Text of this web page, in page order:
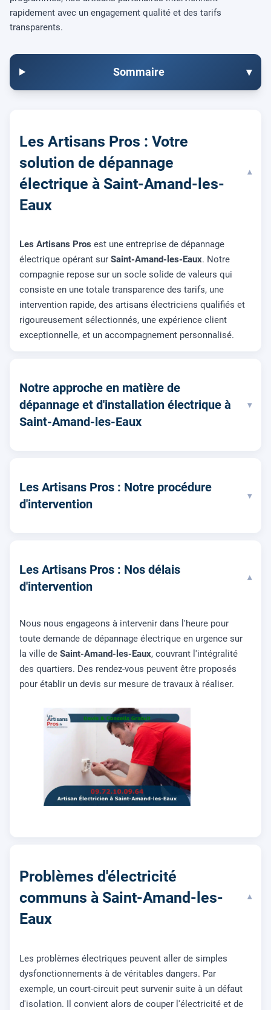
rapidement avec un engagement qualité et des tarifs
transparents.
Sommaire ▾
Les Artisans Pros : Votre
solution de dépannage
électrique à Saint-Amand-les-
Eaux
▾
Les Artisans Pros est une entreprise de dépannage
électrique opérant sur Saint-Amand-les-Eaux. Notre
compagnie repose sur un socle solide de valeurs qui
consiste en une totale transparence des tarifs, une
intervention rapide, des artisans électriciens qualifiés et
rigoureusement sélectionnés, une expérience client
exceptionnelle, et un accompagnement personnalisé.
Notre approche en matière de
dépannage et d'installation électrique à
Saint-Amand-les-Eaux
▾
Les Artisans Pros : Notre procédure
d'intervention
▾
Les Artisans Pros : Nos délais
d'intervention
▾
Nous nous engageons à intervenir dans l'heure pour
toute demande de dépannage électrique en urgence sur
la ville de Saint-Amand-les-Eaux, couvrant l'intégralité
des quartiers. Des rendez-vous peuvent être proposés
pour établir un devis sur mesure de travaux à réaliser.
Problèmes d'électricité
communs à Saint-Amand-les-
Eaux
▾
Les problèmes électriques peuvent aller de simples
dysfonctionnements à de véritables dangers. Par
exemple, un court-circuit peut survenir suite à un défaut
d'isolation. Il convient alors de couper l'électricité et de